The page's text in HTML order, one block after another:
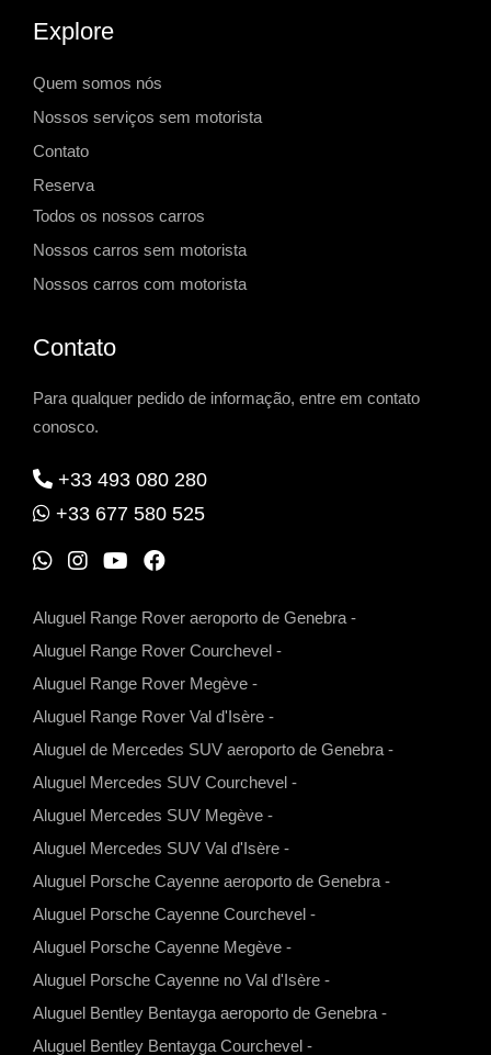
Explore
Quem somos nós
Nossos serviços sem motorista
Contato
Reserva
Todos os nossos carros
Nossos carros sem motorista
Nossos carros com motorista
Contato
Para qualquer pedido de informação, entre em contato
conosco.
+33 493 080 280
+33 677 580 525
W
p
p
I
r
a
m
Y
u
b
e
F
o
k
Aluguel Range Rover aeroporto de Genebra -
Aluguel Range Rover Courchevel -
Aluguel Range Rover Megève -
Aluguel Range Rover Val d'Isère -
Aluguel de Mercedes SUV aeroporto de Genebra -
Aluguel Mercedes SUV Courchevel -
Aluguel Mercedes SUV Megève -
Aluguel Mercedes SUV Val d'Isère -
Aluguel Porsche Cayenne aeroporto de Genebra -
Aluguel Porsche Cayenne Courchevel -
Aluguel Porsche Cayenne Megève -
Aluguel Porsche Cayenne no Val d'Isère -
Aluguel Bentley Bentayga aeroporto de Genebra -
Aluguel Bentley Bentayga Courchevel -